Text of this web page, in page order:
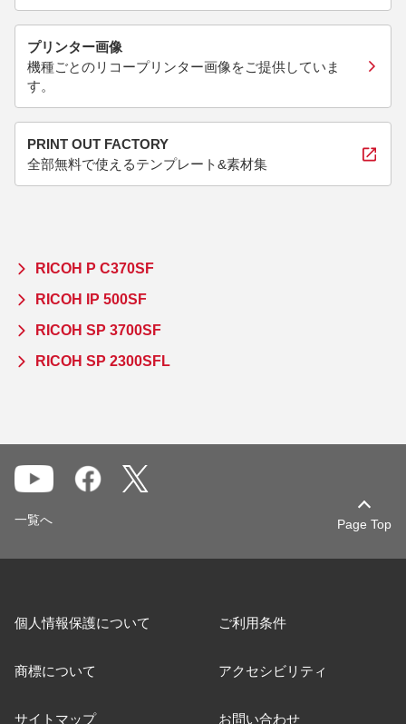
プリンター画像
機種ごとのリコープリンター画像をご提供していま
す。
PRINT OUT FACTORY
全部無料で使えるテンプレート&素材集
RICOH P C370SF
RICOH IP 500SF
RICOH SP 3700SF
RICOH SP 2300SFL
Page Top
一覧へ
個人情報保護について ご利用条件
商標について アクセシビリティ
サイトマップ お問い合わせ